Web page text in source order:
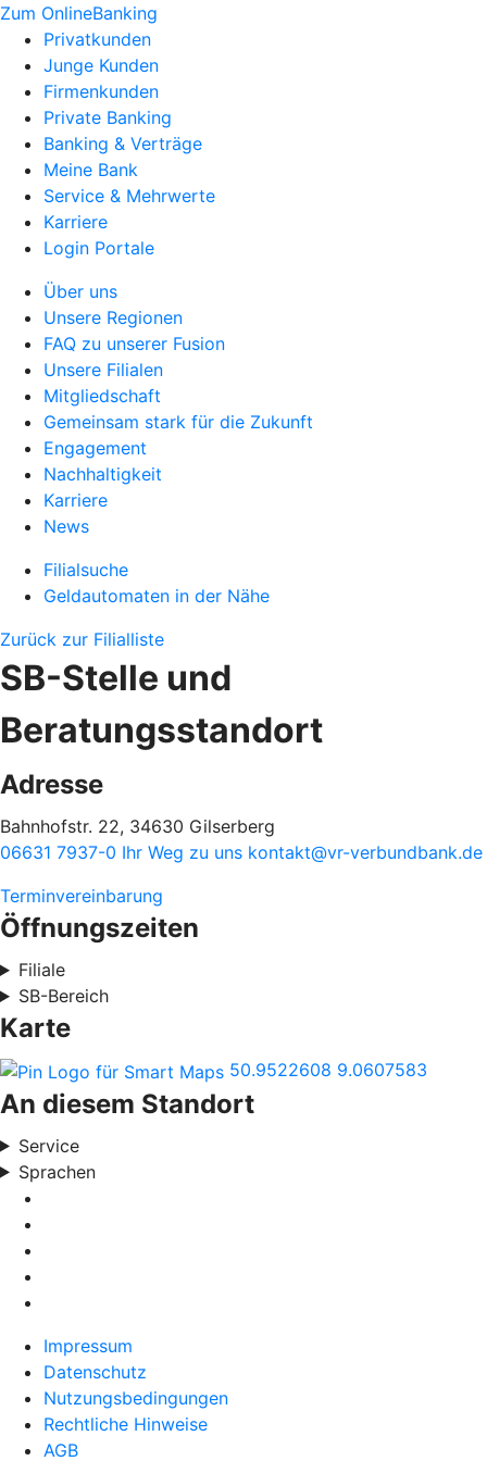
Zum OnlineBanking
Privatkunden
Junge Kunden
Firmenkunden
Private Banking
Banking & Verträge
Meine Bank
Service & Mehrwerte
Karriere
Login Portale
Über uns
Unsere Regionen
FAQ zu unserer Fusion
Unsere Filialen
Mitgliedschaft
Gemeinsam stark für die Zukunft
Engagement
Nachhaltigkeit
Karriere
News
Filialsuche
Geldautomaten in der Nähe
Zurück zur Filialliste
SB-Stelle und
Beratungsstandort
Adresse
Bahnhofstr. 22, 34630 Gilserberg
06631 7937-0 Ihr Weg zu uns kontakt@vr-verbundbank.de
Terminvereinbarung
Öffnungszeiten
Filiale
SB-Bereich
Karte
50.9522608 9.0607583
An diesem Standort
Service
Sprachen
Impressum
Datenschutz
Nutzungsbedingungen
Rechtliche Hinweise
AGB